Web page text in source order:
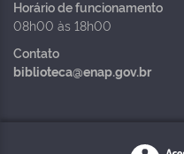
Horário de funcionamento
08h00 às 18h00
Contato
biblioteca@enap.gov.br